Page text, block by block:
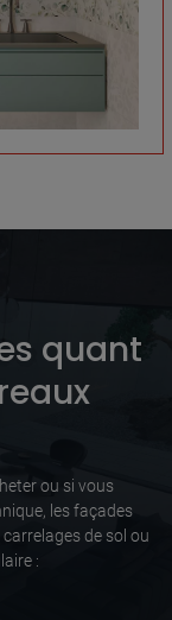
quant
ou si vous
les façades
de sol ou
: